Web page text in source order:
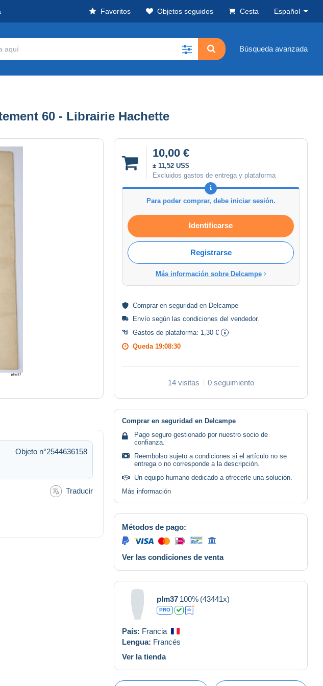
Favoritos Objetos seguidos Cesta Español
Búsqueda avanzada
60 - Librairie Hachette
10,00 €
± 11,52 US$
Excluidos gastos de entrega y plataforma
Para poder comprar, debe iniciar sesión.
Identificarse
Registrarse
Más información sobre Delcampe
Comprar en seguridad en Delcampe
Envío según las condiciones del vendedor.
Gastos de plataforma: 1,30 €
Queda 19:08:30
14 visitas 0 seguimiento
Objeto n°2544636158
Traducir
Comprar en seguridad en Delcampe
Pago seguro gestionado por nuestro socio de
confianza.
Reembolso sujeto a condiciones si el artículo no se
entrega o no corresponde a la descripción.
Un equipo humano dedicado a ofrecerle una solución.
Más información
Métodos de pago:
Ver las condiciones de venta
plm37 100% (43441x)
PRO
País: Francia
Lengua: Francés
Ver la tienda